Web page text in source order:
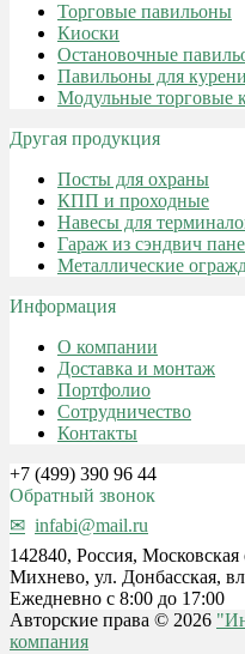
Торговые павильоны
Киоски
Остановочные
Павильоны для
Модульные торговые
Другая продукция
Посты для охраны
КПП и проходные
Навесы для
Гараж из сэндвич
Металлические
Информация
О компании
Доставка и монтаж
Портфолио
Сотрудничество
Контакты
+7 (499) 390 96 44
Обратный звонок
infabi@mail.ru
142840, Россия,
Михнево, ул. Донбасская,
Ежедневно с 8:00 до 17:00
Авторские права © 2026
компания